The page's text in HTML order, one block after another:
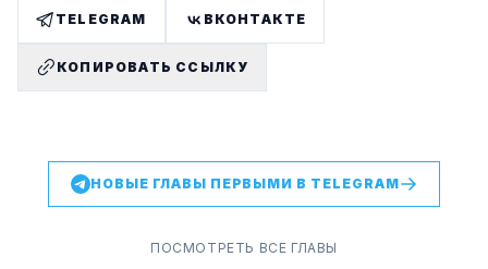
TELEGRAM ВКОНТАКТЕ
КОПИРОВАТЬ ССЫЛКУ
НОВЫЕ ГЛАВЫ ПЕРВЫМИ В TELEGRAM
ПОСМОТРЕТЬ ВСЕ ГЛАВЫ